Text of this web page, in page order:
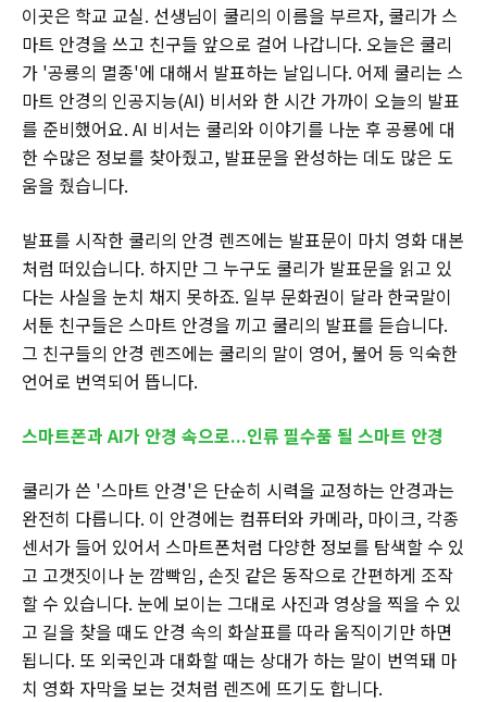
이곳은 학교 교실. 선생님이 쿨리의 이름을 부르자, 쿨리가 스
마트 안경을 쓰고 친구들 앞으로 걸어 나갑니다. 오늘은 쿨리
가 '공룡의 멸종'에 대해서 발표하는 날입니다. 어제 쿨리는 스
마트 안경의 인공지능(AI) 비서와 한 시간 가까이 오늘의 발표
를 준비했어요. AI 비서는 쿨리와 이야기를 나눈 후 공룡에 대
한 수많은 정보를 찾아줬고, 발표문을 완성하는 데도 많은 도
움을 줬습니다.
발표를 시작한 쿨리의 안경 렌즈에는 발표문이 마치 영화 대본
처럼 떠있습니다. 하지만 그 누구도 쿨리가 발표문을 읽고 있
다는 사실을 눈치 채지 못하죠. 일부 문화권이 달라 한국말이
서툰 친구들은 스마트 안경을 끼고 쿨리의 발표를 듣습니다.
그 친구들의 안경 렌즈에는 쿨리의 말이 영어, 불어 등 익숙한
언어로 번역되어 뜹니다.
스마트폰과 AI가 안경 속으로...인류 필수품 될 스마트 안경
쿨리가 쓴 '스마트 안경'은 단순히 시력을 교정하는 안경과는
완전히 다릅니다. 이 안경에는 컴퓨터와 카메라, 마이크, 각종
센서가 들어 있어서 스마트폰처럼 다양한 정보를 탐색할 수 있
고 고갯짓이나 눈 깜빡임, 손짓 같은 동작으로 간편하게 조작
할 수 있습니다. 눈에 보이는 그대로 사진과 영상을 찍을 수 있
고 길을 찾을 때도 안경 속의 화살표를 따라 움직이기만 하면
됩니다. 또 외국인과 대화할 때는 상대가 하는 말이 번역돼 마
치 영화 자막을 보는 것처럼 렌즈에 뜨기도 합니다.